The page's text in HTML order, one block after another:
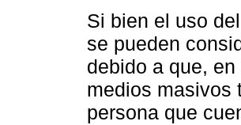
Si bien el uso
se pueden
debido a que,
medios masivos
persona que